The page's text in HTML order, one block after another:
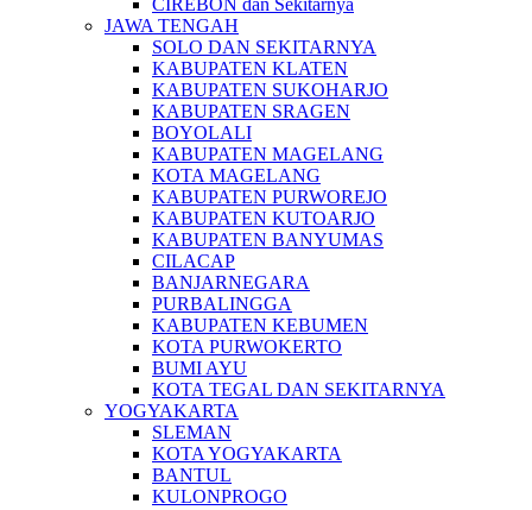
CIREBON dan Sekitarnya
JAWA TENGAH
SOLO DAN SEKITARNYA
KABUPATEN KLATEN
KABUPATEN SUKOHARJO
KABUPATEN SRAGEN
BOYOLALI
KABUPATEN MAGELANG
KOTA MAGELANG
KABUPATEN PURWOREJO
KABUPATEN KUTOARJO
KABUPATEN BANYUMAS
CILACAP
BANJARNEGARA
PURBALINGGA
KABUPATEN KEBUMEN
KOTA PURWOKERTO
BUMI AYU
KOTA TEGAL DAN SEKITARNYA
YOGYAKARTA
SLEMAN
KOTA YOGYAKARTA
BANTUL
KULONPROGO